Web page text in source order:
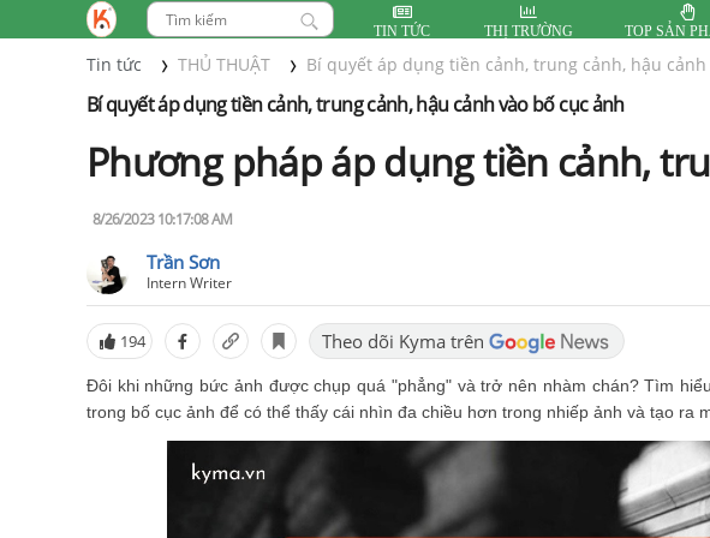
TIN TỨC THỊ TRƯỜNG TOP SẢN
Tin tức THỦ THUẬT Bí quyết áp dụng tiền cảnh, trung cảnh, hậu cảnh
Bí quyết áp dụng tiền cảnh, trung cảnh, hậu cảnh vào bố cục ảnh
Phương pháp áp dụng tiền cảnh,
8/26/2023 10:17:08 AM
Trần Sơn
Intern Writer
194 Theo dõi Kyma trên
Đôi khi những bức ảnh được chụp quá "phẳng" và trở nên nhàm chán? Tìm
trong bố cục ảnh để có thể thấy cái nhìn đa chiều hơn trong nhiếp ảnh và tạo ra